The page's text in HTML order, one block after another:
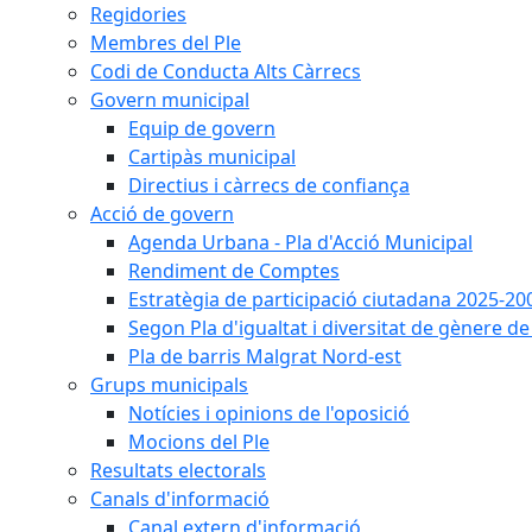
Regidories
Membres del Ple
Codi de Conducta Alts Càrrecs
Govern municipal
Equip de govern
Cartipàs municipal
Directius i càrrecs de confiança
Acció de govern
Agenda Urbana - Pla d'Acció Municipal
Rendiment de Comptes
Estratègia de participació ciutadana 2025-
Segon Pla d'igualtat i diversitat de gènere
Pla de barris Malgrat Nord-est
Grups municipals
Notícies i opinions de l'oposició
Mocions del Ple
Resultats electorals
Canals d'informació